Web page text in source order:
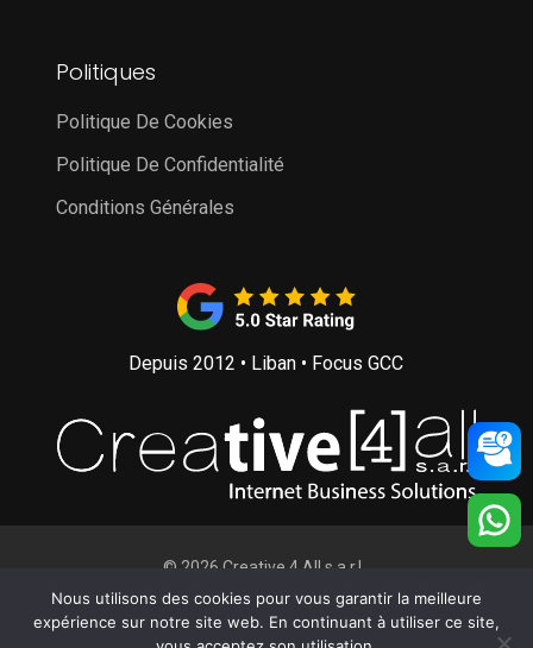
Politiques
Politique De Cookies
Politique De Confidentialité
Conditions Générales
Depuis 2012 • Liban • Focus GCC
© 2026 Creative 4 All s.a.r.l..
Conception Webet Développement WebparCreative 4 All
s.a.r.l.
Nous utilisons des cookies pour vous garantir la meilleure
expérience sur notre site web. En continuant à utiliser ce site,